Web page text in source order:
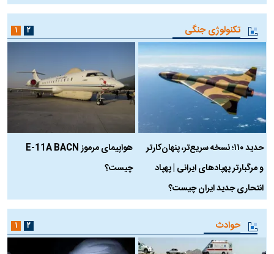
تکنولوژی جنگی
حدید ۱۱۰؛ نسخه سریع‌تر، پنهان‌کارتر
و مرگبارتر پهپادهای ایرانی | پهپاد
انتحاری جدید ایران چیست؟
هواپیمای مرموز E-11A BACN
چیست؟
۱ ۲
حوادث ۱ ۲